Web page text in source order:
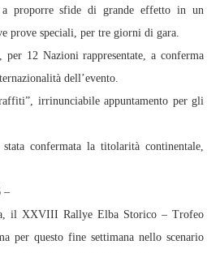
proporre sfide di grande effetto in un
prove speciali, per tre giorni di gara.
12 Nazioni rappresentate, a conferma
dell’evento.
irrinunciabile appuntamento per gli
confermata la titolarità continentale,
–
il XXVIII Rallye Elba Storico – Trofeo
per questo fine settimana nello scenario